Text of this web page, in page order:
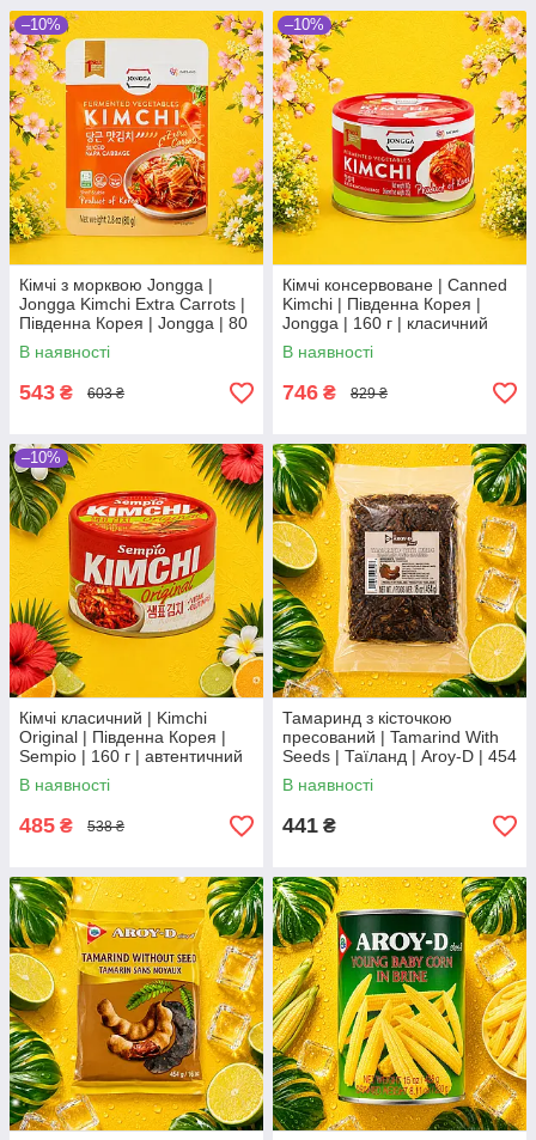
–10%
Кімчі з морквою Jongga |
Jongga Kimchi Extra Carrots |
Південна Корея | Jongga | 80
г | пробіотичний смак та
користь По
В наявності
543 ₴ 603 ₴
–10%
Кімчі консервоване | Canned
Kimchi | Південна Корея |
Jongga | 160 г | класичний
корейський смак По
В наявності
746 ₴ 829 ₴
–10%
Кімчі класичний | Kimchi
Original | Південна Корея |
Sempio | 160 г | автентичний
корейський смак Во2Во3По
В наявності
485 ₴ 538 ₴
Тамаринд з кісточкою
пресований | Tamarind With
Seeds | Таїланд | Aroy-D | 454
г ХС
В наявності
441 ₴